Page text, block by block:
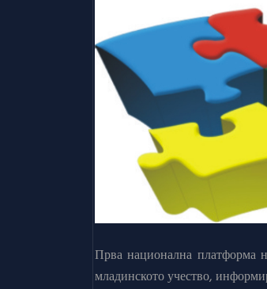
Прва национална платформа
младинското учество,